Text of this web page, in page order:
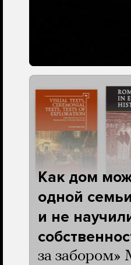
Как дом
одной
и не
за забором»